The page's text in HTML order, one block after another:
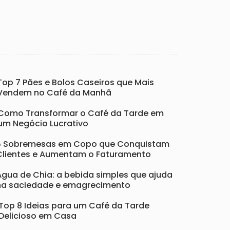
7 Pães e Bolos Caseiros que Mais
no Café da Manhã
Transformar o Café da Tarde em
Negócio Lucrativo
Sobremesas em Copo que Conquistam
e Aumentam o Faturamento
de Chia: a bebida simples que ajuda
saciedade e emagrecimento
8 Ideias para um Café da Tarde
em Casa